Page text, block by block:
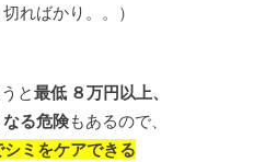
ればかり。。）
と最低 ８万円以上、
る危険もあるので、
ミをケアできる